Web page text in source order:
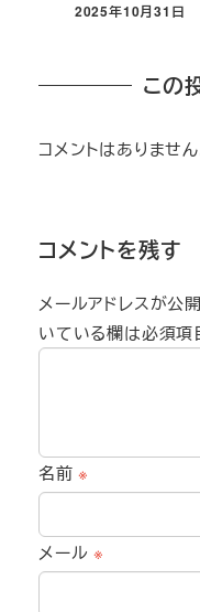
2025年10月31日
この
コメントはありません
コメントを残す
メールアドレスが公
いている欄は必須項
名前※
メール※